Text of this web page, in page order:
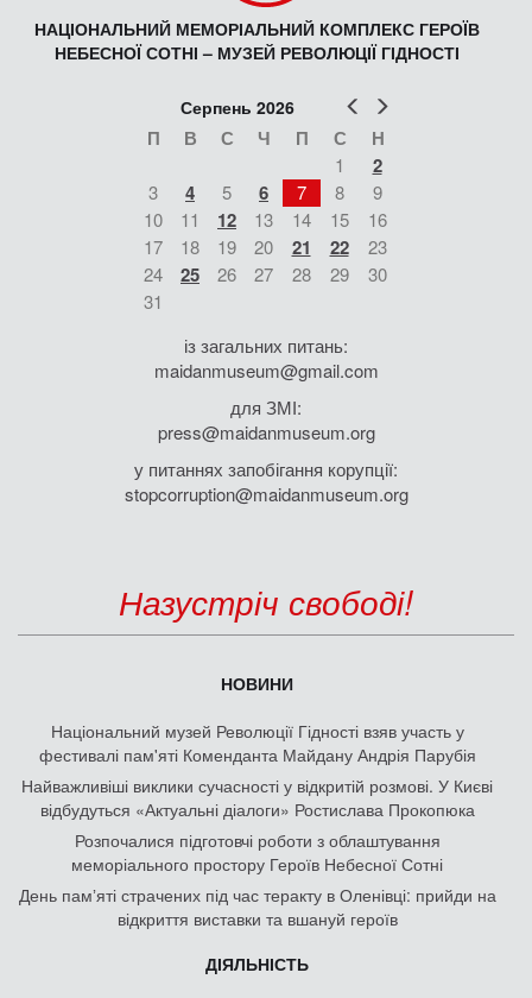
НАЦІОНАЛЬНИЙ МЕМОРІАЛЬНИЙ КОМПЛЕКС ГЕРОЇВ
НЕБЕСНОЇ СОТНІ – МУЗЕЙ РЕВОЛЮЦІЇ ГІДНОСТІ
Попер
Серпень 2026
П В С Ч П С Н
1 2
3 4 5 6 7 8
9
10
11 12 13 14 15
16
17
18 19 20 21 22
23
24
25 26 27 28 29
30
31
із загальних питань:
maidanmuseum@gmail.com
для ЗМІ:
press@maidanmuseum.org
у питаннях запобігання корупції:
stopcorruption@maidanmuseum.org
Назустріч свободі!
НОВИНИ
Національний музей Революції Гідності взяв участь у
фестивалі пам'яті Коменданта Майдану Андрія Парубія
Найважливіші виклики сучасності у відкритій розмові. У Києві
відбудуться «Актуальні діалоги» Ростислава Прокопюка
Розпочалися підготовчі роботи з облаштування
меморіального простору Героїв Небесної Сотні
День памʼяті страчених під час теракту в Оленівці: прийди на
відкриття виставки та вшануй героїв
ДІЯЛЬНІСТЬ